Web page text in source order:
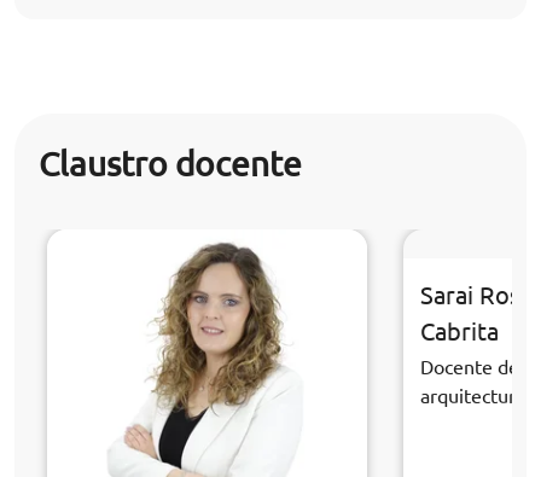
Claustro docente
Sarai
Cabrita
Docente de
arquitectura